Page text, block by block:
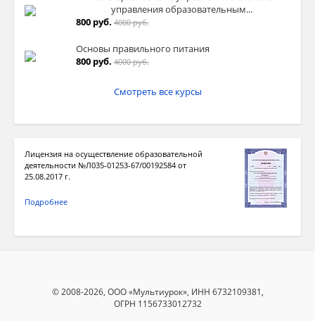
управления образовательным...
800 руб. 4000 руб.
Основы правильного питания
800 руб. 4000 руб.
Смотреть все курсы
Лицензия на осуществление образовательной
деятельности №Л035-01253-67/00192584 от
25.08.2017 г.
Подробнее
© 2008-2026, ООО «Мультиурок», ИНН 6732109381,
ОГРН 1156733012732